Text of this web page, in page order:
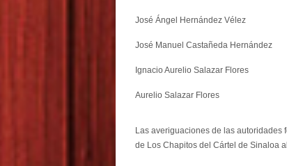
José Ángel Hernández Vélez
José Manuel Castañeda Hernández
Ignacio Aurelio Salazar Flores
Aurelio Salazar Flores
Las averiguaciones de las autoridades
de Los Chapitos del Cártel de Sinaloa